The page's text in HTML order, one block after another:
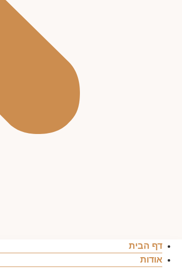
דף הבית
אודות